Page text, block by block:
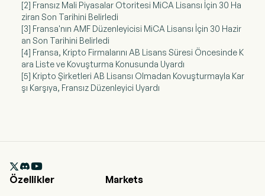
[2] Fransız Mali Piyasalar Otoritesi MiCA Lisansı İçin 30 Ha
ziran Son Tarihini Belirledi
[3] Fransa'nın AMF Düzenleyicisi MiCA Lisansı İçin 30 Hazir
an Son Tarihini Belirledi
[4] Fransa, Kripto Firmalarını AB Lisans Süresi Öncesinde K
ara Liste ve Kovuşturma Konusunda Uyardı
[5] Kripto Şirketleri AB Lisansı Olmadan Kovuşturmayla Kar
şı Karşıya, Fransız Düzenleyici Uyardı

Özellikler
Markets